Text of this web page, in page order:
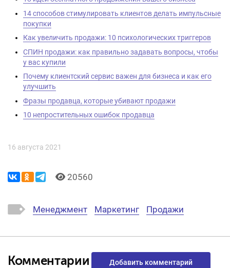
14 способов стимулировать клиентов делать импульсные
покупки
Как увеличить продажи: 10 психологических триггеров
СПИН продажи: как правильно задавать вопросы, чтобы
у вас купили
Почему клиентский сервис важен для бизнеса и как его
улучшить
Фразы продавца, которые убивают продажи
10 непростительных ошибок продавца
16 августа 2021
20560
Менеджмент Маркетинг Продажи
Комментарии Добавить комментарий